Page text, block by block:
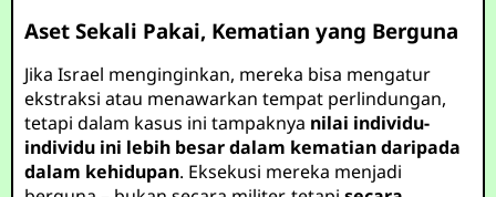
Aset Sekali Pakai, Kematian yang Berguna
Jika Israel menginginkan, mereka bisa mengatur
ekstraksi atau menawarkan tempat perlindungan,
tetapi dalam kasus ini tampaknya nilai individu-
individu ini lebih besar dalam kematian daripada
dalam kehidupan. Eksekusi mereka menjadi